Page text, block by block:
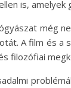
is,
még
A film és a
filozófiai